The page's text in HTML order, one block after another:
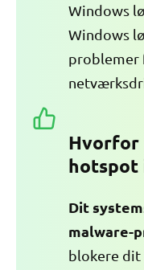
Windows
Windows
problemer
Hvorfor
hotspot
Dit
malware-
blokere dit